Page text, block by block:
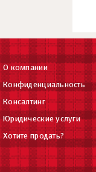
О компании
Конфиденциальность
Консалтинг
Юридические услуги
Хотите продать?